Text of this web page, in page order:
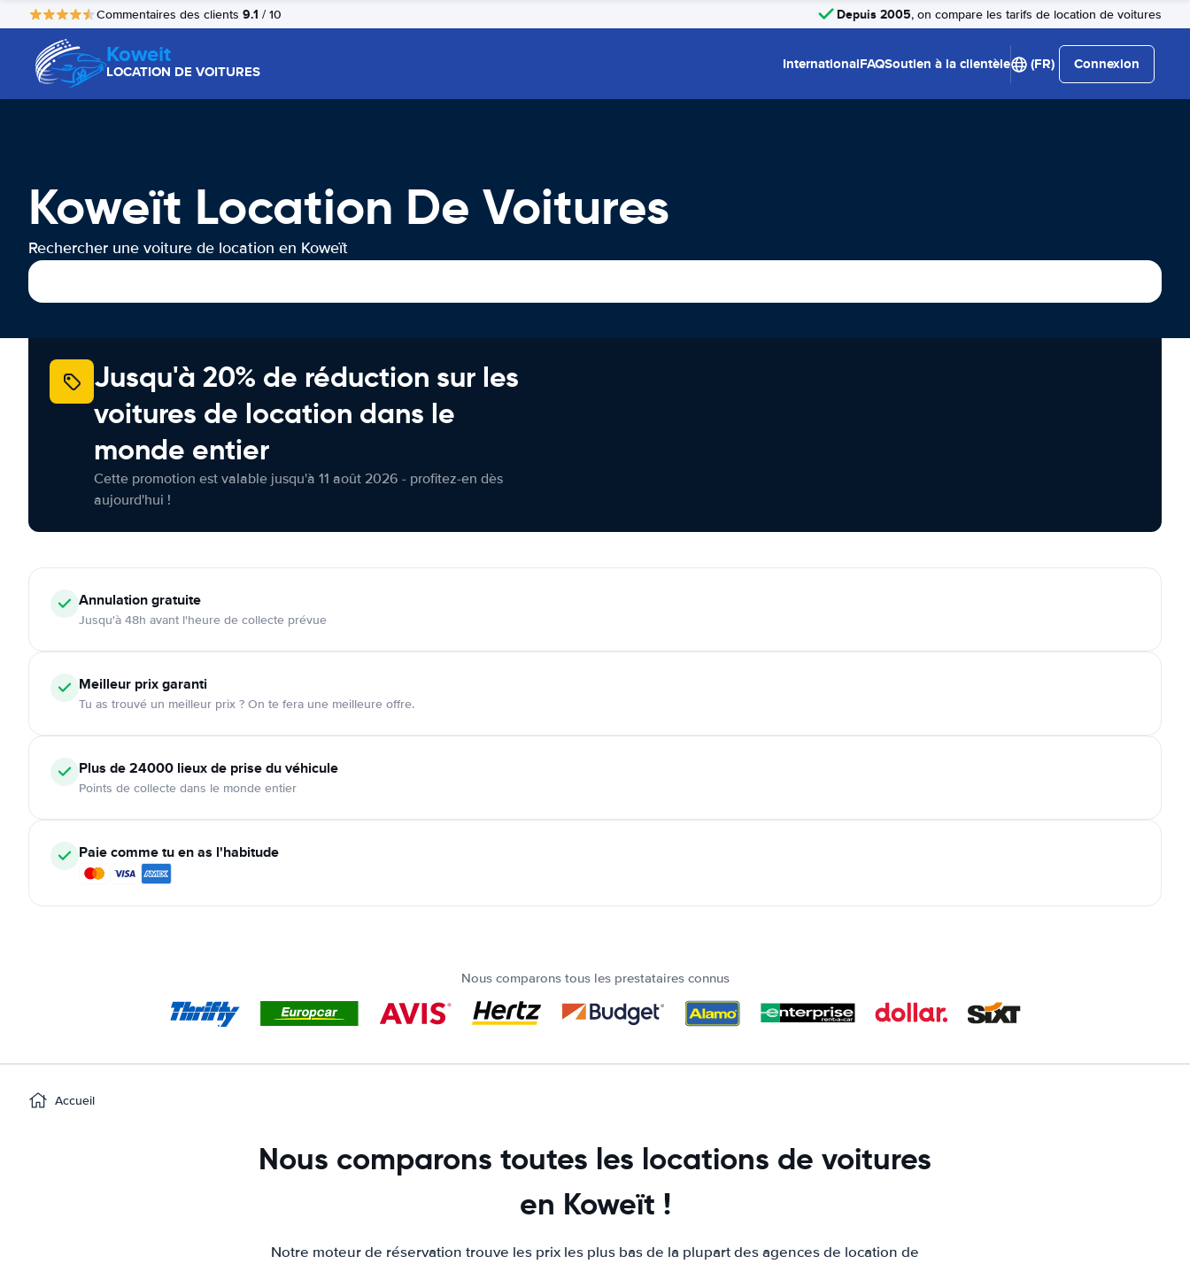
Commentaires des clients 9.1 / 10 Depuis 2005, on compare les tarifs de location de voitures
Koweit
LOCATION DE VOITURES InternationalFAQSoutien à la clientèle (FR) Connexion
Koweït Location De Voitures
Rechercher une voiture de location en Koweït
Jusqu'à 20% de réduction sur les
voitures de location dans le
monde entier
Cette promotion est valable jusqu'à 11 août 2026 - profitez-en dès
aujourd'hui !
Annulationgratuite
Jusqu'à 48h avant l'heure de collecte prévue
Meilleur prix garanti
Tu as trouvé un meilleur prix ? On te fera une meilleure offre.
Plus de 24000 lieux de prise du véhicule
Points de collecte dans le monde entier
Paie comme tu en as l'habitude
Nous comparons tous les prestataires connus
Accueil
Nous comparons toutes les locations de voitures
en Koweït !
Notre moteur de réservation trouve les prix les plus bas de la plupart des agences de location de